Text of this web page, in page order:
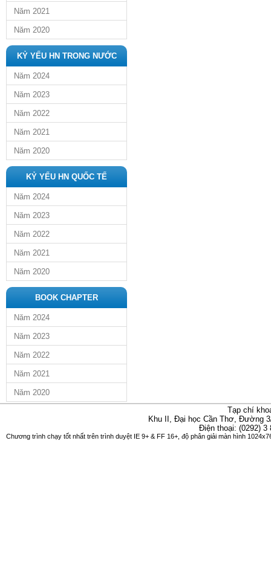
Năm 2021
Năm 2020
KỶ YẾU HN TRONG NƯỚC
Năm 2024
Năm 2023
Năm 2022
Năm 2021
Năm 2020
KỶ YẾU HN QUỐC TẾ
Năm 2024
Năm 2023
Năm 2022
Năm 2021
Năm 2020
BOOK CHAPTER
Năm 2024
Năm 2023
Năm 2022
Năm 2021
Năm 2020
Tạp chí
Khu II, Đại học Cần Thơ, Đường
Điện thoại: (0292)
Chương trình chạy tốt nhất trên trình duyệt IE 9+ & FF 16+, độ phân giải màn hình